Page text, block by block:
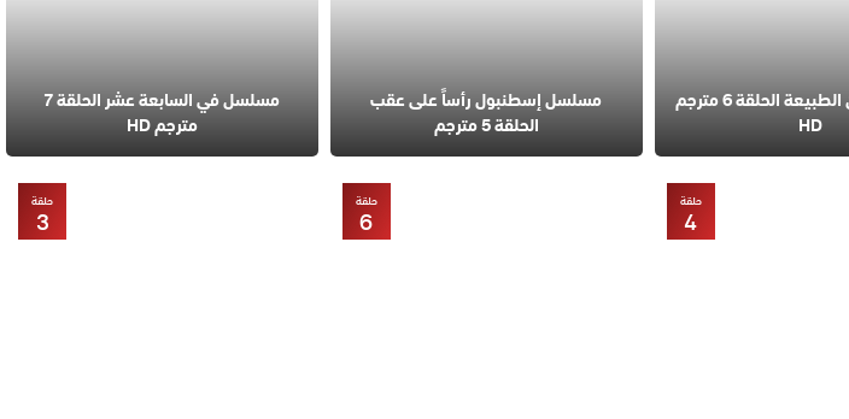
مسلسل قانون الطبيعة الحلقة 6 مترجم
HD
مسلسل إسطنبول رأساً على عقب
الحلقة 5 مترجم
مسلسل في السابعة عشر الحلقة 7
مترجم HD
حلقة
4
حلقة
6
حلقة
3